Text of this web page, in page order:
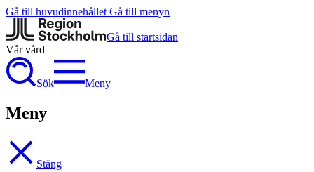
Gå till huvudinnehållet Gå till menyn
Gå till startsidan
Vår vård
Sök Meny
Meny
Stäng